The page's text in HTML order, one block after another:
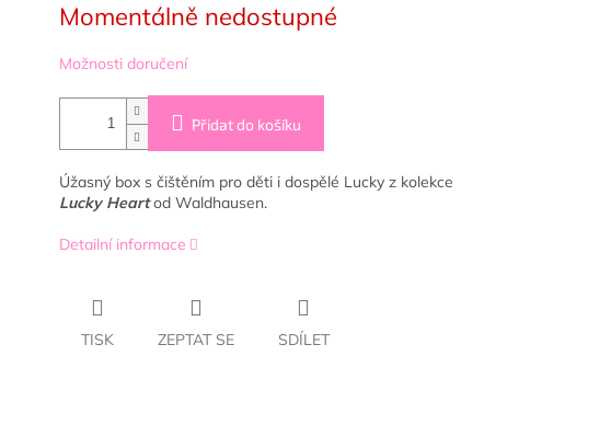
cena:
Momentálně nedostupné
Možnosti doručení
Přidat do košíku
Úžasný box s čištěním pro děti i dospělé Lucky z kolekce
Lucky Heartod Waldhausen.
Detailní informace
TISK ZEPTAT SE SDÍLET